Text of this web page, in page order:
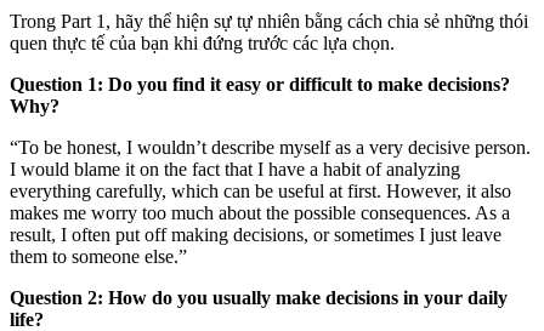
Trong Part 1, hãy thể hiện sự tự nhiên bằng cách chia sẻ những thói
quen thực tế của bạn khi đứng trước các lựa chọn.
Question 1: Do you find it easy or difficult to make decisions?
Why?
“To be honest, I wouldn’t describe myself as a very decisive person.
I would blame it on the fact that I have a habit of analyzing
everything carefully, which can be useful at first. However, it also
makes me worry too much about the possible consequences. As a
result, I often put off making decisions, or sometimes I just leave
them to someone else.”
Question 2: How do you usually make decisions in your daily
life?